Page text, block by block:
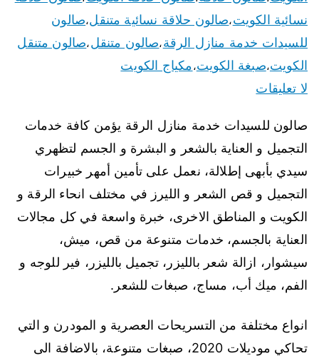
نسائية الكويت،صالون حلاقة نسائية متنقل،صالون
للسيدات خدمة منازل الرقة،صالون متنقل،صالون متنقل
الكويت،صبغة الكويت،مكياج الكويت
لا تعليقات
صالون للسيدات خدمة منازل الرقة يؤمن كافة خدمات
التجميل و العناية بالشعر و البشرة و الجسم لتظهري
سيدي بأبهى إطلالة، نعمل على تأمين أمهر خبيرات
التجميل و قص الشعر و الليرز في مختلف انحاء الرقة و
الكويت و المناطق الاخرى، خبرة واسعة في كل مجالات
العناية بالجسم، خدمات متنوعة من قص، ميش،
سيشوار، ازالة شعر بالليزر، تجميل بالليزر، فير للوجه و
الفم، ميك أب، مساج، صبغات للشعر.
انواع مختلفة من التسريحات العصرية و المودرن و التي
تحاكي موديلات 2020، صبغات متنوعة، بالاضافة الى